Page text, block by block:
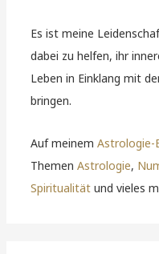
Es ist meine
dabei zu helfen, ihr
Leben in Einklang mit
bringen.
Auf meinemAstrologie-
ThemenAstrologie,
Spiritualität und vieles